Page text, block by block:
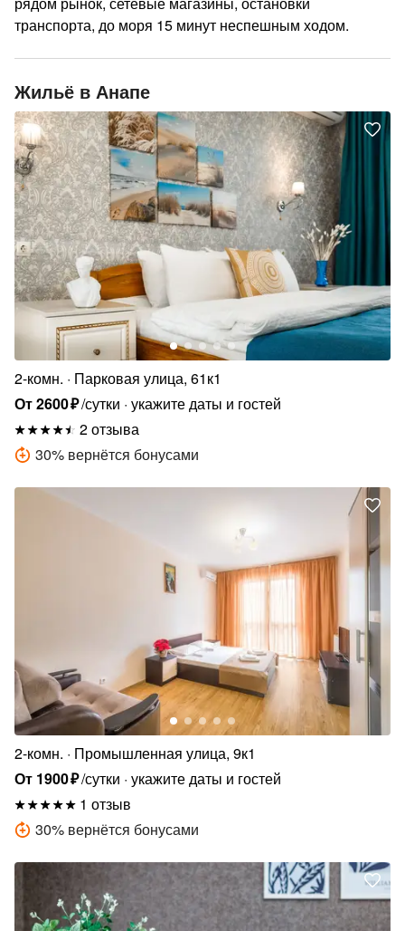
транспорта, до моря 15 минут неспешным ходом.
Жильё в Анапе
2-комн.
Парковая улица, 61к1
От2600₽/сутки укажите даты и гостей
2 отзыва
30% вернётся бонусами
2-комн.
Промышленная улица, 9к1
От 1900₽/сутки укажите даты и гостей
1 отзыв
30% вернётся бонусами